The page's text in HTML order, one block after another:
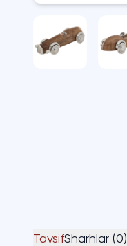
TavsifSharhlar (0)